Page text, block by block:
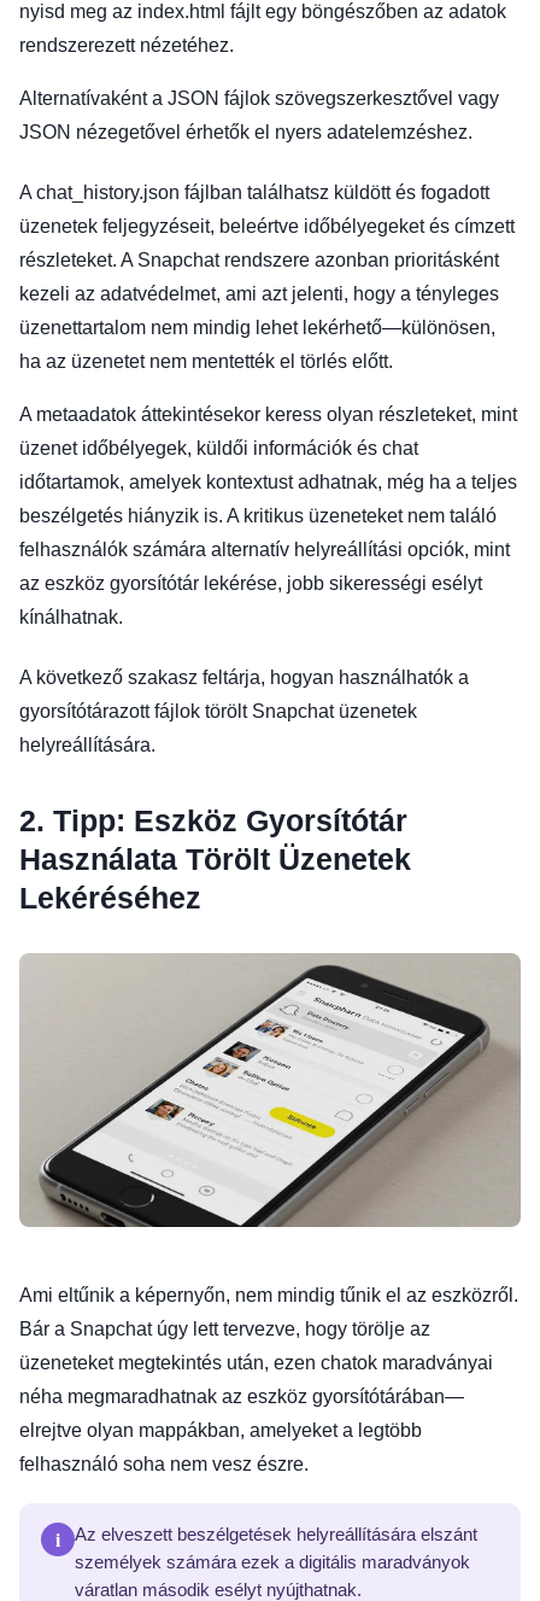
nyisd meg az index.html fájlt egy böngészőben az adatok
rendszerezett nézetéhez.
Alternatívaként a JSON fájlok szövegszerkesztővel vagy
JSON nézegetővel érhetők el nyers adatelemzéshez.
A chat_history.json fájlban találhatsz küldött és fogadott
üzenetek feljegyzéseit, beleértve időbélyegeket és címzett
részleteket. A Snapchat rendszere azonban prioritásként
kezeli az adatvédelmet, ami azt jelenti, hogy a tényleges
üzenettartalom nem mindig lehet lekérhető—különösen,
ha az üzenetet nem mentették el törlés előtt.
A metaadatok áttekintésekor keress olyan részleteket, mint
üzenet időbélyegek, küldői információk és chat
időtartamok, amelyek kontextust adhatnak, még ha a teljes
beszélgetés hiányzik is. A kritikus üzeneteket nem találó
felhasználók számára alternatív helyreállítási opciók, mint
az eszköz gyorsítótár lekérése, jobb sikerességi esélyt
kínálhatnak.
A következő szakasz feltárja, hogyan használhatók a
gyorsítótárazott fájlok törölt Snapchat üzenetek
helyreállítására.
2. Tipp: Eszköz Gyorsítótár
Használata Törölt Üzenetek
Lekéréséhez
Ami eltűnik a képernyőn, nem mindig tűnik el az eszközről.
Bár a Snapchat úgy lett tervezve, hogy törölje az
üzeneteket megtekintés után, ezen chatok maradványai
néha megmaradhatnak az eszköz gyorsítótárában—
elrejtve olyan mappákban, amelyeket a legtöbb
felhasználó soha nem vesz észre.
i
Az elveszett beszélgetések helyreállítására elszánt
személyek számára ezek a digitális maradványok
váratlan második esélyt nyújthatnak.